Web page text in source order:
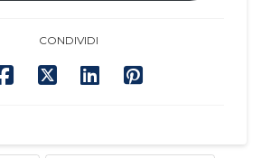
CONDIVIDI